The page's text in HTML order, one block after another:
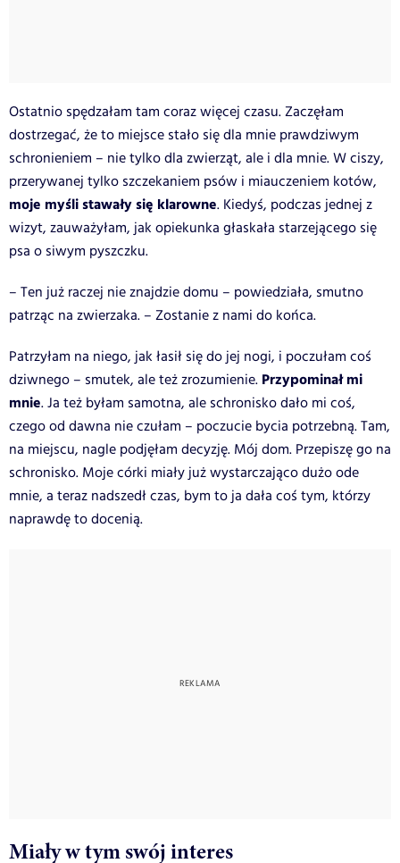
Ostatnio spędzałam tam coraz więcej czasu. Zaczęłam
dostrzegać, że to miejsce stało się dla mnie prawdziwym
schronieniem – nie tylko dla zwierząt, ale i dla mnie. W ciszy,
przerywanej tylko szczekaniem psów i miauczeniem kotów,
moje myśli stawały się klarowne. Kiedyś, podczas jednej z
wizyt, zauważyłam, jak opiekunka głaskała starzejącego się
psa o siwym pyszczku.
– Ten już raczej nie znajdzie domu – powiedziała, smutno
patrząc na zwierzaka. – Zostanie z nami do końca.
Patrzyłam na niego, jak łasił się do jej nogi, i poczułam coś
dziwnego – smutek, ale też zrozumienie. Przypominał mi
mnie. Ja też byłam samotna, ale schronisko dało mi coś,
czego od dawna nie czułam – poczucie bycia potrzebną. Tam,
na miejscu, nagle podjęłam decyzję. Mój dom. Przepiszę go na
schronisko. Moje córki miały już wystarczająco dużo ode
mnie, a teraz nadszedł czas, bym to ja dała coś tym, którzy
naprawdę to docenią.
Miały w tym swój interes